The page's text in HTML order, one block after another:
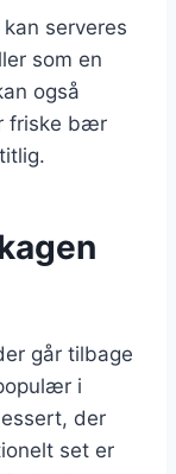
serveres
som en
også
friske bær
går tilbage
i
der
set er